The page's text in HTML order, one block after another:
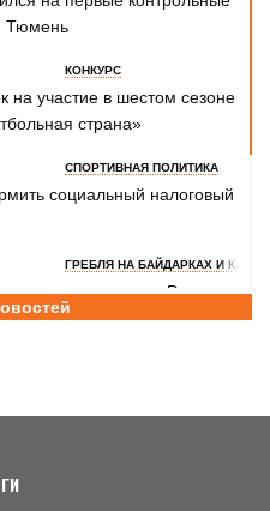
Тюмень
КОНКУРС
на участие в шестом сезоне
страна»
СПОРТИВНАЯ ПОЛИТИКА
социальный налоговый
ГРЕБЛЯ НА БАЙДАРКАХ И КАНОЭ
первенства России
три медали
Часть первая